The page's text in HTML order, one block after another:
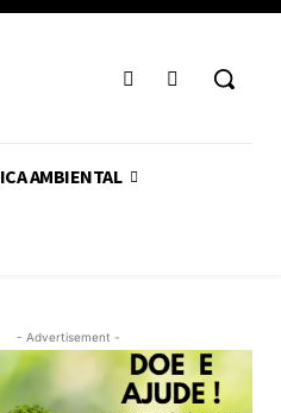
AMBIENTAL
- Advertisement -